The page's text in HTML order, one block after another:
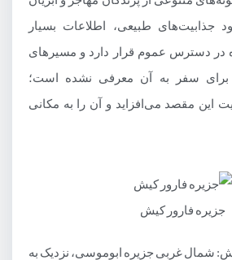
جذابیت‌های طبیعی، اطلاعات بسیار
در دسترس عموم قرار دارد و مسیرهای
سفر به آن معرفی نشده است؛
این مقصد می‌افزاید و آن را به مکانی
جزیره فارور کیش
شمال غربی جزیره ابوموسی، نزدیک به